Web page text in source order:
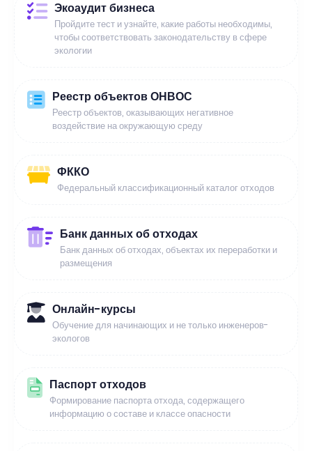
Экоаудит бизнеса
Пройдите тест и узнайте, какие работы необходимы,
чтобы соответствовать законодательству в сфере
экологии
Реестр объектов ОНВОС
Реестр объектов, оказывающих негативное
воздействие на окружающую среду
ФККО
Федеральный классификационный каталог отходов
Банк данных об отходах
Банк данных об отходах, объектах их переработки и
размещения
Онлайн-курсы
Обучение для начинающих и не только инженеров-
экологов
Паспорт отходов
Формирование паспорта отхода, содержащего
информацию о составе и классе опасности